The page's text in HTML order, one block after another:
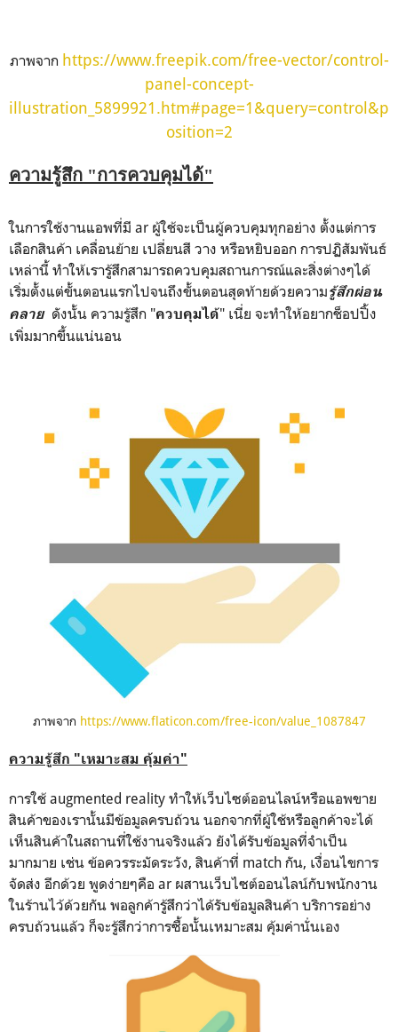
ภาพจาก https://www.freepik.com/free-vector/control-
panel-concept-
illustration_5899921.htm#page=1&query=control&p
osition=2
ความรู้สึก "การควบคุมได้"
ในการใช้งานแอพที่มี ar ผู้ใช้จะเป็นผู้ควบคุมทุกอย่าง ตั้งแต่การ
เลือกสินค้า เคลื่อนย้าย เปลี่ยนสี วาง หรือหยิบออก การปฏิสัมพันธ์
เหล่านี้ ทำให้เรารู้สึกสามารถควบคุมสถานการณ์และสิ่งต่างๆได้
เริ่มตั้งแต่ขั้นตอนแรกไปจนถึงขั้นตอนสุดท้ายด้วยความรู้สึกผ่อน
คลาย ดังนั้น ความรู้สึก "ควบคุมได้" เนี่ย จะทำให้อยากช็อปปิ้ง
เพิ่มมากขึ้นแน่นอน
ภาพจาก https://www.flaticon.com/free-icon/value_1087847
ความรู้สึก "เหมาะสม คุ้มค่า"
การใช้ augmented reality ทำให้เว็บไซต์ออนไลน์หรือแอพขาย
สินค้าของเรานั้นมีข้อมูลครบถ้วน นอกจากที่ผู้ใช้หรือลูกค้าจะได้
เห็นสินค้าในสถานที่ใช้งานจริงแล้ว ยังได้รับข้อมูลที่จำเป็น
มากมาย เช่น ข้อควรระมัดระวัง, สินค้าที่ match กัน, เงื่อนไขการ
จัดส่ง อีกด้วย พูดง่ายๆคือ ar ผสานเว็บไซต์ออนไลน์กับพนักงาน
ในร้านไว้ด้วยกัน พอลูกค้ารู้สึกว่าได้รับข้อมูลสินค้า บริการอย่าง
ครบถ้วนแล้ว ก็จะรู้สึกว่าการซื้อนั้นเหมาะสม คุ้มค่านั่นเอง